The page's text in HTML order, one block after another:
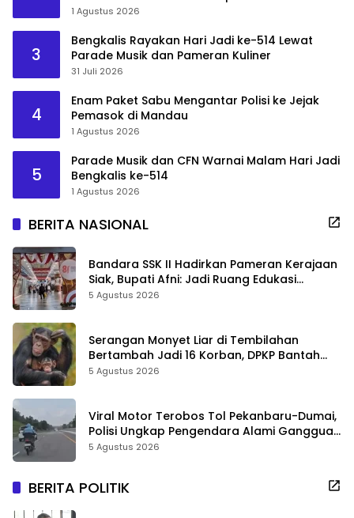
1 Agustus 2026
3
Bengkalis Rayakan Hari Jadi ke-514 Lewat
Parade Musik dan Pameran Kuliner
31 Juli 2026
4
Enam Paket Sabu Mengantar Polisi ke Jejak
Pemasok di Mandau
1 Agustus 2026
5
Parade Musik dan CFN Warnai Malam Hari Jadi
Bengkalis ke-514
1 Agustus 2026
BERITA NASIONAL
Bandara SSK II Hadirkan Pameran Kerajaan
Siak, Bupati Afni: Jadi Ruang Edukasi
Sejarah Riau
5 Agustus 2026
Serangan Monyet Liar di Tembilahan
Bertambah Jadi 16 Korban, DPKP Bantah
Video Gerombolan Viral
5 Agustus 2026
Viral Motor Terobos Tol Pekanbaru-Dumai,
Polisi Ungkap Pengendara Alami Gangguan
Usai Kecelakaan
5 Agustus 2026
BERITA POLITIK